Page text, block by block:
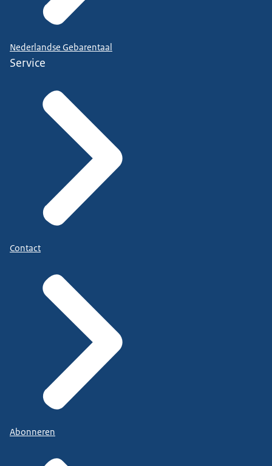
Nederlandse Gebarentaal
Service
Contact
Abonneren